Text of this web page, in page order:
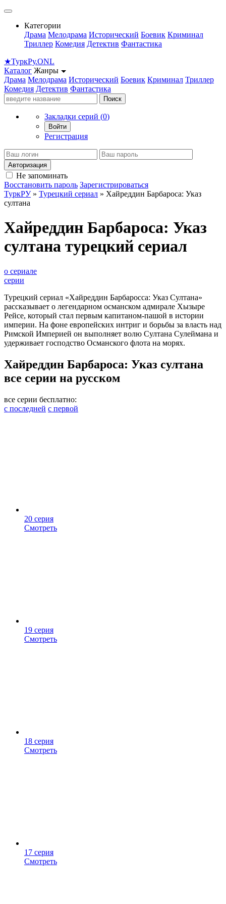
Категории
Драма Мелодрама Исторический Боевик Криминал
Триллер Комедия Детектив Фантастика
★ТуркРу.ONL
Каталог Жанры
Драма Мелодрама Исторический Боевик Криминал Триллер
Комедия Детектив Фантастика
Поиск
Закладки серий (0)
Войти
Регистрация
Авторизация
Не запоминать
Восстановить пароль Зарегистрироваться
ТуркРУ» Турецкий сериал » Хайреддин Барбароса: Указ
султана
Хайреддин Барбароса: Указ
султана турецкий сериал
о сериале
серии
Турецкий сериал «Хайреддин Барбаросса: Указ Султана»
рассказывает о легендарном османском адмирале Хызыре
Рейсе, который стал первым капитаном-пашой в истории
империи. На фоне европейских интриг и борьбы за власть над
Римской Империей он выполняет волю Султана Сулеймана и
удерживает господство Османского флота на морях.
Хайреддин Барбароса: Указ султана
все серии на русском
все серии бесплатно:
с последней с первой
20 серия
Смотреть
19 серия
Смотреть
18 серия
Смотреть
17 серия
Смотреть